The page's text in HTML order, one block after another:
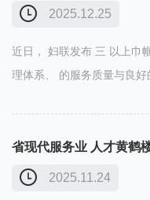
2025.12.25
近日， 妇联发布 三 以上巾
理体系、 的服务质量与良好
2025.11.24
省现代服务业 人才黄鹤